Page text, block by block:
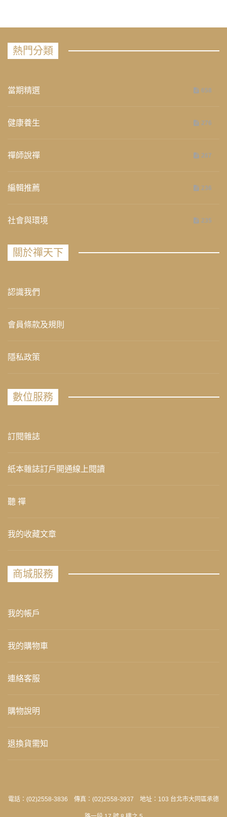
熱門分類
當期精選 658
健康養生 276
禪師說禪 267
編輯推薦 236
社會與環境 235
關於禪天下
認識我們
會員條款及規則
隱私政策
數位服務
訂閱雜誌
紙本雜誌訂戶開通線上閱讀
聽 禪
我的收藏文章
商城服務
我的帳戶
我的購物車
連絡客服
購物說明
退換貨需知
電話：(02)2558-3836 傳真：(02)2558-3937 地址：103 台北市大同區承德